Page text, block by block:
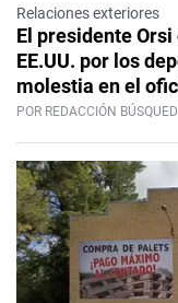
Relaciones exteriores
El presidente
EE.UU. por los
molestia en el
POR REDACCIÓN